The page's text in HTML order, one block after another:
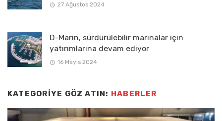
27 Ağustos 2024
D-Marin, sürdürülebilir marinalar için
yatırımlarına devam ediyor
16 Mayıs 2024
KATEGORIYE GÖZ ATIN: HABERLER